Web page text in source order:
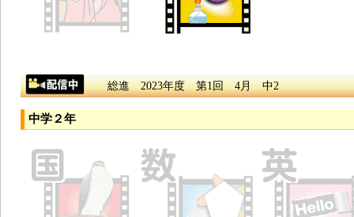
総進 2023年度 第1回 4月 中2
中学２年